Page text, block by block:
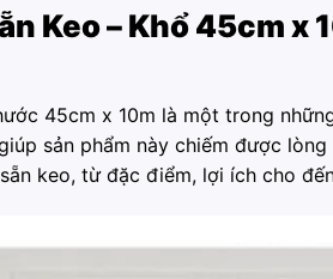
Keo – Khổ 45cm x
45cm x 10m là một trong
sản phẩm này chiếm được
keo, từ đặc điểm, lợi ích cho